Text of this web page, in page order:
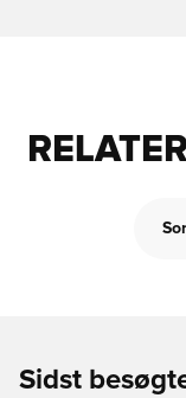
Sidst